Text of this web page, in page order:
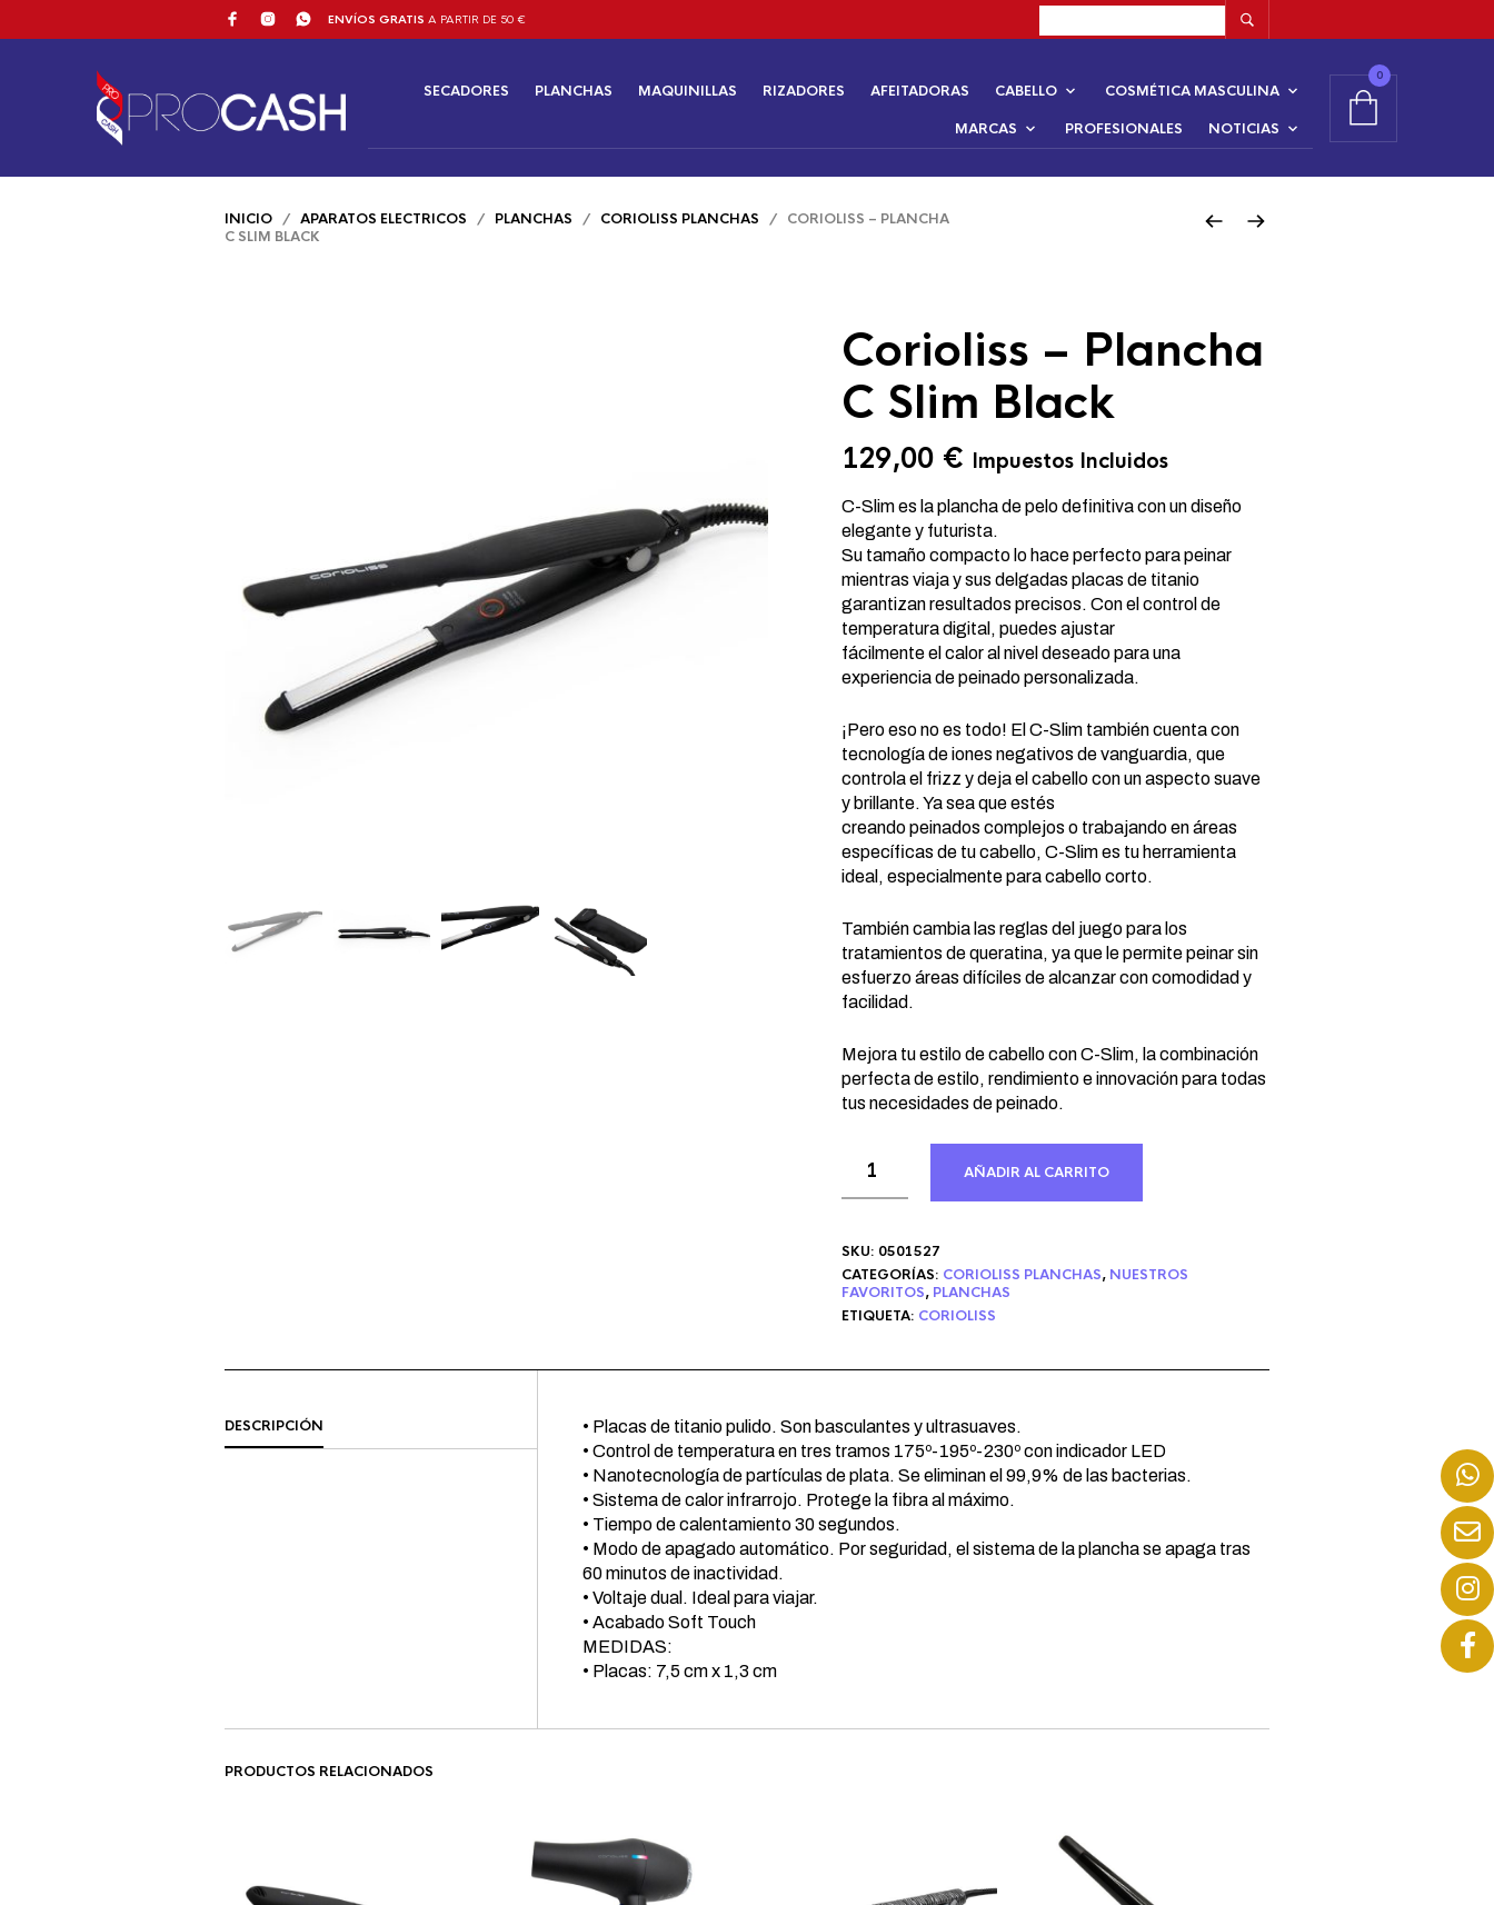
ENVÍOS GRATIS A PARTIR DE 50 €
SECADORES PLANCHAS MAQUINILLAS RIZADORES AFEITADORAS CABELLO COSMÉTICA MASCULINA
MARCAS PROFESIONALES NOTICIAS
0
INICIO / APARATOS ELECTRICOS / PLANCHAS / CORIOLISS PLANCHAS / CORIOLISS – PLANCHA
C SLIM BLACK
Corioliss – Plancha
C Slim Black
129,00 € Impuestos Incluidos
C-Slim es la plancha de pelo definitiva con un diseño
elegante y futurista.
Su tamaño compacto lo hace perfecto para peinar
mientras viaja y sus delgadas placas de titanio
garantizan resultados precisos. Con el control de
temperatura digital, puedes ajustar
fácilmente el calor al nivel deseado para una
experiencia de peinado personalizada.
¡Pero eso no es todo! El C-Slim también cuenta con
tecnología de iones negativos de vanguardia, que
controla el frizz y deja el cabello con un aspecto suave
y brillante. Ya sea que estés
creando peinados complejos o trabajando en áreas
específicas de tu cabello, C-Slim es tu herramienta
ideal, especialmente para cabello corto.
También cambia las reglas del juego para los
tratamientos de queratina, ya que le permite peinar sin
esfuerzo áreas difíciles de alcanzar con comodidad y
facilidad.
Mejora tu estilo de cabello con C-Slim, la combinación
perfecta de estilo, rendimiento e innovación para todas
tus necesidades de peinado.
AÑADIR AL CARRITO
SKU: 0501527
CATEGORÍAS: CORIOLISS PLANCHAS, NUESTROS
FAVORITOS, PLANCHAS
ETIQUETA: CORIOLISS
DESCRIPCIÓN
• Placas de titanio pulido. Son basculantes y ultrasuaves.
• Control de temperatura en tres tramos 175º-195º-230º con indicador LED
• Nanotecnología de partículas de plata. Se eliminan el 99,9% de las bacterias.
• Sistema de calor infrarrojo. Protege la fibra al máximo.
• Tiempo de calentamiento 30 segundos.
• Modo de apagado automático. Por seguridad, el sistema de la plancha se apaga tras
60 minutos de inactividad.
• Voltaje dual. Ideal para viajar.
• Acabado Soft Touch
MEDIDAS:
• Placas: 7,5 cm x 1,3 cm
PRODUCTOS RELACIONADOS